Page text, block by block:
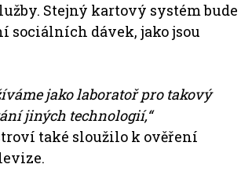
Stejný kartový systém bude
sociálních dávek, jako jsou
jako laboratoř pro takový
jiných technologií,“
také sloužilo k ověření